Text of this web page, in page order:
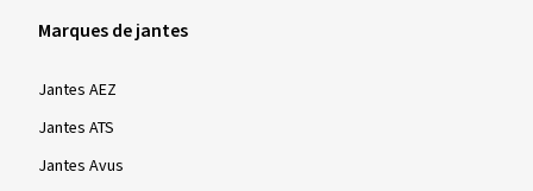
Marques de jantes
Jantes AEZ
Jantes ATS
Jantes Avus